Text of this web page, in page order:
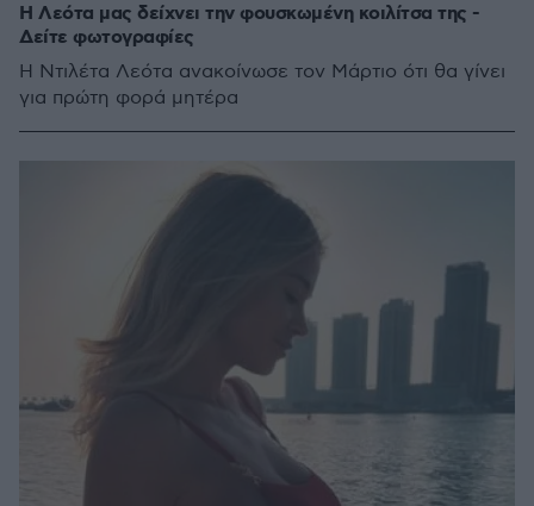
Η Λεότα μας δείχνει την φουσκωμένη κοιλίτσα της -
Δείτε φωτογραφίες
Η Ντιλέτα Λεότα ανακοίνωσε τον Μάρτιο ότι θα γίνει
για πρώτη φορά μητέρα